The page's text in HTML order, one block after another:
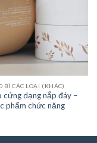
BÌ CÁC LOẠI (KHÁC)
cứng dạng nắp đáy –
phẩm chức năng